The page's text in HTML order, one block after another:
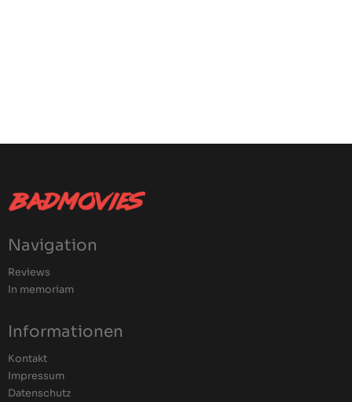
Navigation
Reviews
In memoriam
Informationen
Kontakt
Impressum
Datenschutz